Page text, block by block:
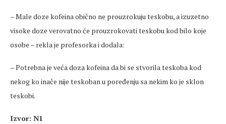
– Male doze kofeina obično ne prouzrokuju teskobu, a izuzetno
visoke doze verovatno će prouzrokovati teskobu kod bilo koje
osobe – rekla je profesorka i dodala:
– Potrebna je veća doza kofeina da bi se stvorila teskoba kod
nekog ko inače nije teskoban u poređenju sa nekim ko je sklon
teskobi.
Izvor: N1